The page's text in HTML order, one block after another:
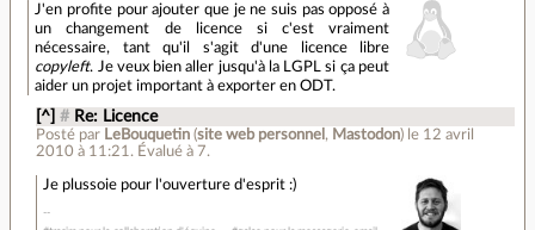
J'en profite pour ajouter que je ne suis pas opposé à
un changement de licence si c'est vraiment
nécessaire, tant qu'il s'agit d'une licence libre
copyleft. Je veux bien aller jusqu'à la LGPL si ça peut
aider un projet important à exporter en ODT.
[^] # Re: Licence
Posté par LeBouquetin(site web personnel , Mastodon) le 12 avril
2010 à 11:21 . Évalué à 7.
Je plussoie pour l'ouverture d'esprit :)